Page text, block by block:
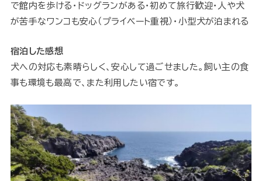
で館内を歩ける・ドッグランがある・初めて旅行歓迎・人や犬
が苦手なワンコも安心（プライベート重視）・小型犬が泊まれる
宿泊した感想
犬への対応も素晴らしく、安心して過ごせました。飼い主の食
事も環境も最高で、また利用したい宿です。